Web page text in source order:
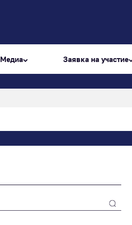
Медиа Заявка на участие